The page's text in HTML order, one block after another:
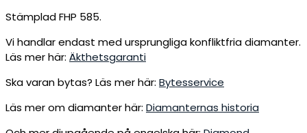
Stämplad FHP 585.
Vi handlar endast med ursprungliga konfliktfria diamanter.
Läs mer här: Äkthetsgaranti
Ska varan bytas? Läs mer här: Bytesservice
Läs mer om diamanter här: Diamanternas historia